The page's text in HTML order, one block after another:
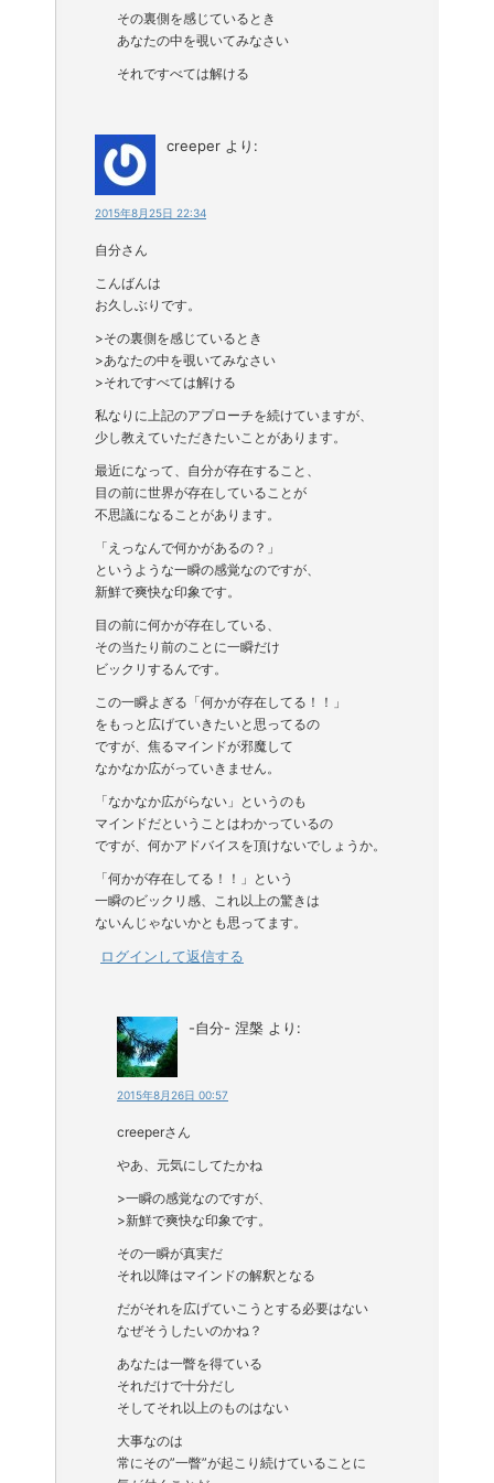
その裏側を感じているとき
あなたの中を覗いてみなさい
それですべては解ける
creeper より:
2015年8月25日 22:34
自分さん
こんばんは
お久しぶりです。
>その裏側を感じているとき
>あなたの中を覗いてみなさい
>それですべては解ける
私なりに上記のアプローチを続けていますが、
少し教えていただきたいことがあります。
最近になって、自分が存在すること、
目の前に世界が存在していることが
不思議になることがあります。
「えっなんで何かがあるの？」
というような一瞬の感覚なのですが、
新鮮で爽快な印象です。
目の前に何かが存在している、
その当たり前のことに一瞬だけ
ビックリするんです。
この一瞬よぎる「何かが存在してる！！」
をもっと広げていきたいと思ってるの
ですが、焦るマインドが邪魔して
なかなか広がっていきません。
「なかなか広がらない」というのも
マインドだということはわかっているの
ですが、何かアドバイスを頂けないでしょうか。
「何かが存在してる！！」という
一瞬のビックリ感、これ以上の驚きは
ないんじゃないかとも思ってます。
ログインして返信する
-自分- 涅槃 より:
2015年8月26日 00:57
creeperさん
やあ、元気にしてたかね
>一瞬の感覚なのですが、
>新鮮で爽快な印象です。
その一瞬が真実だ
それ以降はマインドの解釈となる
だがそれを広げていこうとする必要はない
なぜそうしたいのかね？
あなたは一瞥を得ている
それだけで十分だし
そしてそれ以上のものはない
大事なのは
常にその”一瞥”が起こり続けていることに